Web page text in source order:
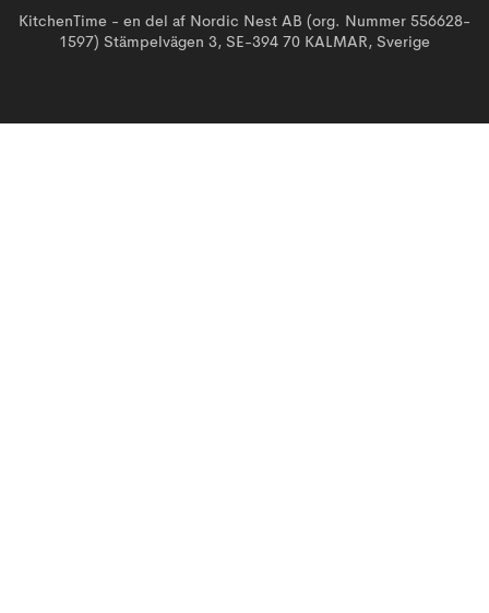
KitchenTime - en del af Nordic Nest AB (org. Nummer 556628-
1597) Stämpelvägen 3, SE-394 70 KALMAR, Sverige